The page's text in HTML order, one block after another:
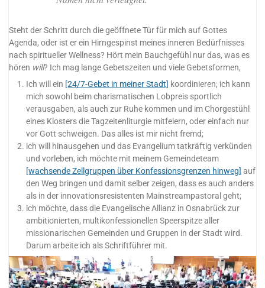
Steht der Schritt durch die geöffnete Tür für mich auf Gottes
Agenda, oder ist er ein Hirngespinst meines inneren Bedürfnisses
nach spiritueller Wellness? Hört mein Bauchgefühl nur das, was es
hören will? Ich mag lange Gebetszeiten und viele Gebetsformen,
Ich will ein [24/7-Gebet in meiner Stadt] koordinieren; ich kann
mich sowohl beim charismatischen Lobpreis sportlich
verausgaben, als auch zur Ruhe kommen und im Chorgestühl
eines Klosters die Tagzeitenliturgie mitfeiern, oder einfach nur
vor Gott schweigen. Das alles ist mir nicht fremd;
ich will hinausgehen und das Evangelium tatkräftig verkünden
und vorleben, ich möchte mit meinem Gemeindeteam
[wachsende Zellgruppen über Konfessionsgrenzen hinweg] auf
den Weg bringen und damit selber zeigen, dass es auch anders
als in der innovationsresistenten Mainstreampastoral geht;
ich möchte, dass die Evangelische Allianz in Osnabrück zur
ambitionierten, multikonfessionellen Speerspitze aller
missionarischen Gemeinden und Gruppen in der Stadt wird.
Darum arbeite ich als Schriftführer mit.